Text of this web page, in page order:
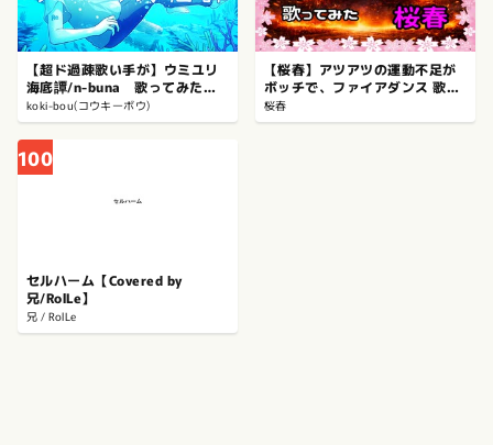
【超ド過疎歌い手が】ウミユリ
海底譚/n-buna 歌ってみた
【koki-bou】
koki-bou(コウキーボウ)
【桜春】アツアツの運動不足が
ボッチで、ファイアダンス 歌っ
てみた【歌コレ2026春】
桜春
100
セルハーム【Covered by
兄/RolLe】
兄 / RolLe